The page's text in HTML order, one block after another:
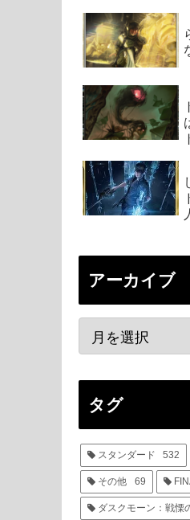
アーカイブ
タグ
スタンダード 532
その他 69
ダスクモーン：戦慄